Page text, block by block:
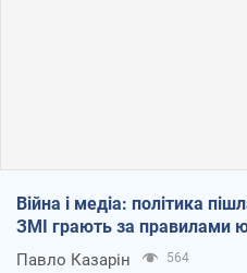
Війна і медіа: політика
ЗМІ грають за правилами
Павло Казарін 564